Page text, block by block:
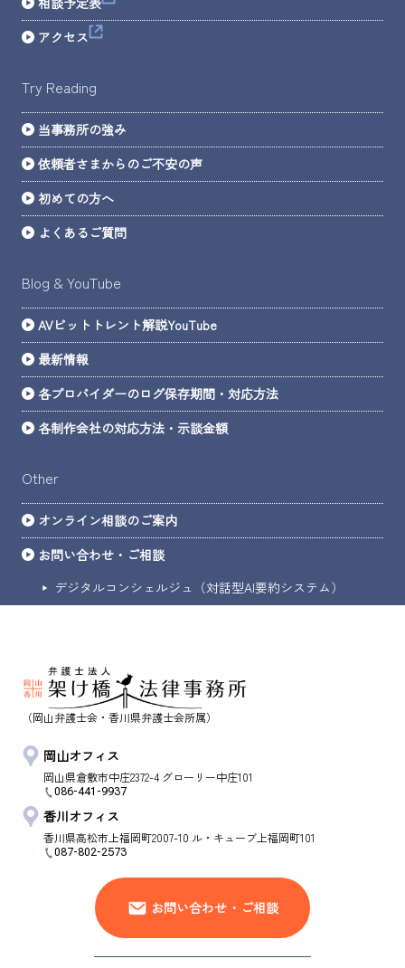
アクセス
Try Reading
当事務所の強み
依頼者さまからのご不安の声
初めての方へ
よくあるご質問
Blog & YouTube
AVビットトレント解説YouTube
最新情報
各プロバイダーのログ保存期間・対応方法
各制作会社の対応方法・示談金額
Other
オンライン相談のご案内
お問い合わせ・ご相談
デジタルコンシェルジュ（対話型AI要約システム）
（岡山弁護士会・香川県弁護士会所属）
岡山オフィス
岡山県倉敷市中庄2372-4 グローリー中庄101
086-441-9937
香川オフィス
香川県高松市 上福岡町2007-10 ル・キューブ上福岡町101
087-802-2573
お問い合わせ・ご相談